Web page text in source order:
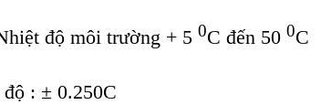
độ môi trường + 5 0C đến 50 0C
: ± 0.250C